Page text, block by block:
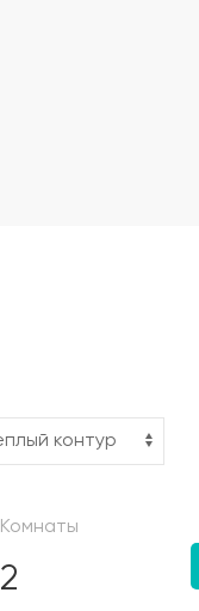
Комнаты
2